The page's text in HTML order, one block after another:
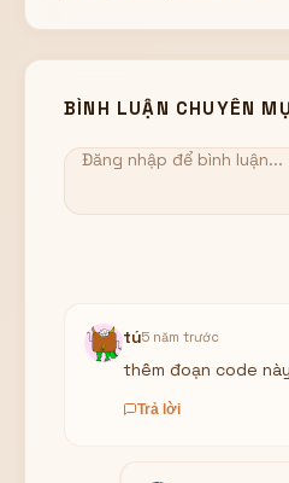
BÌNH LUẬN CHUYÊN
tú5 năm trước
thêm đoạn code
Trả lời